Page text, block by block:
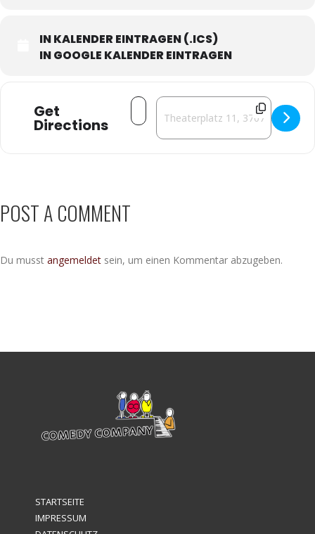
IN KALENDER EINTRAGEN (.ICS)
IN GOOGLE KALENDER EINTRAGEN
Get
Directions
Address - Wätzolds Sofa [5IyI8DzHV]
Destination Address - Wätzolds
POST A COMMENT
Du musst angemeldet sein, um einen Kommentar abzugeben.
STARTSEITE
IMPRESSUM